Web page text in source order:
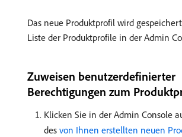
Das neue Produktprofil wird
Liste der Produktprofile in der Admin
Zuweisen benutzerdefinierter
Berechtigungen zum
Klicken Sie in der Admin Console
des von Ihnen erstellten neuen